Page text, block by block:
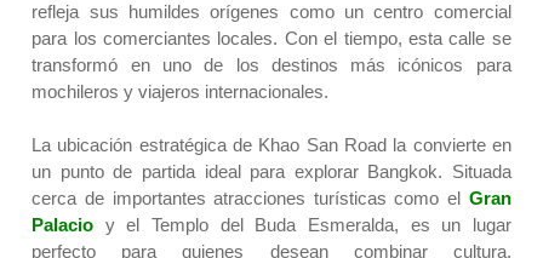
refleja sus humildes orígenes como un centro comercial
para los comerciantes locales. Con el tiempo, esta calle se
transformó en uno de los destinos más icónicos para
mochileros y viajeros internacionales.
La ubicación estratégica de Khao San Road la convierte en
un punto de partida ideal para explorar Bangkok. Situada
cerca de importantes atracciones turísticas como el Gran
Palacio y el Templo del Buda Esmeralda, es un lugar
perfecto para quienes desean combinar cultura,